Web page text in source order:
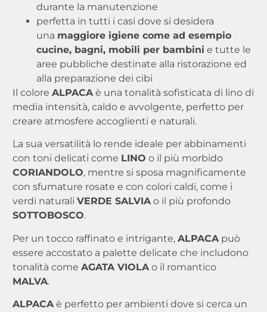
durante la manutenzione
perfetta in tutti i casi dove si desidera
una maggiore igiene come ad esempio
cucine, bagni, mobili per bambini e tutte le
aree pubbliche destinate alla ristorazione ed
alla preparazione dei cibi
Il colore ALPACAè una tonalità sofisticata di lino di
media intensità, caldo e avvolgente, perfetto per
creare atmosfere accoglienti e naturali.
La sua versatilità lo rende ideale per abbinamenti
con toni delicati come LINO o il più morbido
CORIANDOLO, mentre si sposa magnificamente
con sfumature rosate e con colori caldi, come i
verdi naturali VERDE SALVIAo il più profondo
SOTTOBOSCO.
Per un tocco raffinato e intrigante, ALPACApuò
essere accostato a palette delicate che includono
tonalità come AGATA VIOLAo il romantico
MALVA.
ALPACAè perfetto per ambienti dove si cerca un